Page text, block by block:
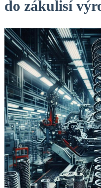
do zákulisí